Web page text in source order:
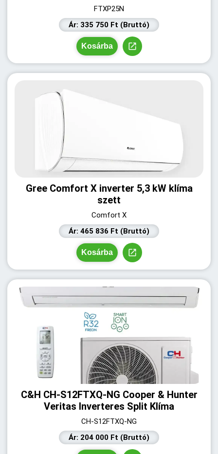
FTXP25N
Ár: 335 750 Ft (Bruttó)
Kosárba
Gree Comfort X inverter 5,3 kW klíma
szett
Comfort X
Ár: 465 836 Ft (Bruttó)
Kosárba
C&H CH-S12FTXQ-NG Cooper & Hunter
Veritas Inverteres Split Klíma
CH-S12FTXQ-NG
Ár: 204 000 Ft (Bruttó)